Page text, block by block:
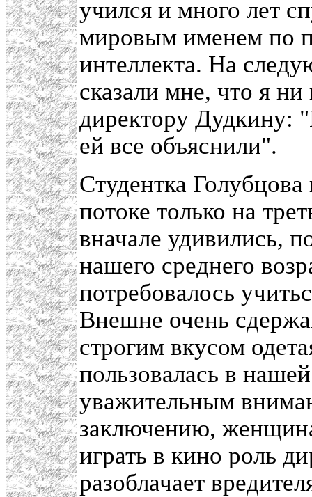
учился и много лет
мировым именем по
интеллекта. На
сказали мне, что я
директору Дудкину:
ей все объяснили".
Студентка
потоке только на
вначале удивились,
нашего среднего
потребовалось
Внешне очень
строгим вкусом
пользовалась в
уважительным
заключению,
играть в кино роль
разоблачает